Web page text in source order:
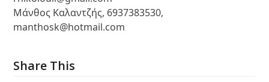
Μάνθος Καλαντζής, 6937383530,
manthosk@hotmail.com
Share This